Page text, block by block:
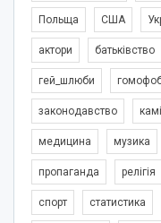
Польща США
актори батьківство
гей_шлюби
законодавство
медицина музика
пропаганда релігія
спорт статистика